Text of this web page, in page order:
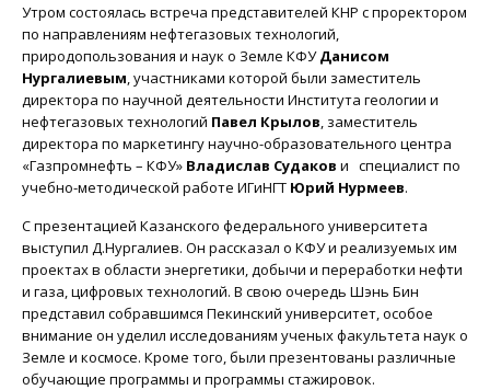
Утром состоялась встреча представителей КНР с проректором
по направлениям нефтегазовых технологий,
природопользования и наук о Земле КФУДанисом
Нургалиевым , участниками которой были заместитель
директора по научной деятельности Института геологии и
нефтегазовых технологий Павел Крылов , заместитель
директора по маркетингу научно-образовательного центра
«Газпромнефть – КФУ» Владислав Судаков и специалист по
учебно-методической работе ИГиНГТ Юрий Нурмеев.
С презентацией Казанского федерального университета
выступил Д.Нургалиев. Он рассказал о КФУ и реализуемых им
проектах в области энергетики, добычи и переработки нефти
и газа, цифровых технологий. В свою очередь Шэнь Бин
представил собравшимся Пекинский университет, особое
внимание он уделил исследованиям ученых факультета наук о
Земле и космосе. Кроме того, были презентованы различные
обучающие программы и программы стажировок.